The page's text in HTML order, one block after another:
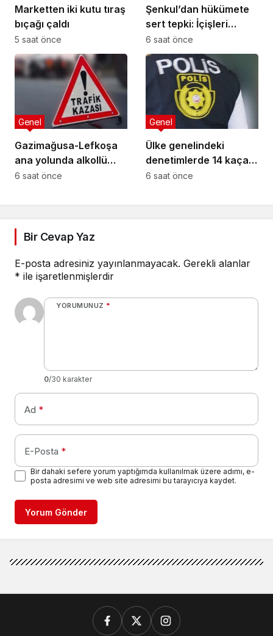
Marketten iki kutu tıraş
bıçağı çaldı
5 saat önce
Şenkul’dan hükümete
sert tepki: İçişleri
Bakanı nerede,
Başbakan nerede?
6 saat önce
Gazimağusa-Lefkoşa
ana yolunda alkollü
sürücü takla attı:
Genel
6 saat önce
Ülke genelindeki
denetimlerde 14 kaçak
yakalandı
Genel
6 saat önce
Bir Cevap Yaz
E-posta adresiniz yayınlanmayacak. Gerekli alanlar
* ile işaretlenmişlerdir
YORUMUNUZ *
0/30 karakter
Ad *
E-Posta *
Bir dahaki sefere yorum yaptığımda kullanılmak üzere adımı, e-
posta adresimi ve web site adresimi bu tarayıcıya kaydet.
Yorum Gönder